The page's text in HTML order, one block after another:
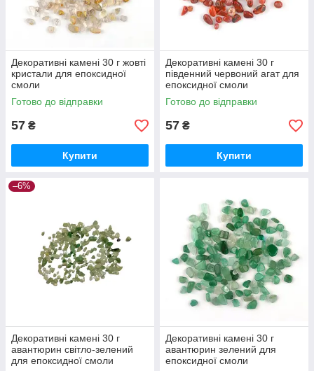
Декоративні камені 30 г жовті
кристали для епоксидної
смоли
Готово до відправки
57 ₴
Купити
Декоративні камені 30 г
південний червоний агат для
епоксидної смоли
Готово до відправки
57 ₴
Купити
–6%
Декоративні камені 30 г
авантюрин світло-зелений
для епоксидної смоли
Декоративні камені 30 г
авантюрин зелений для
епоксидної смоли